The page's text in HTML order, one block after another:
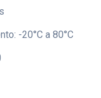
-20°C a 80°C